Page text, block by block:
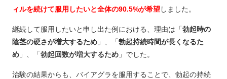
ィルを続けて服用したいと全体の90.5%が希望しました。
継続して服用したいと申し出た例における、理由は「勃起時の
陰茎の硬さが増大するため」、「勃起持続時間が長くなるた
め」、「勃起回数が増大するため」でした。
治験の結果からも、バイアグラを服用することで、勃起の持続